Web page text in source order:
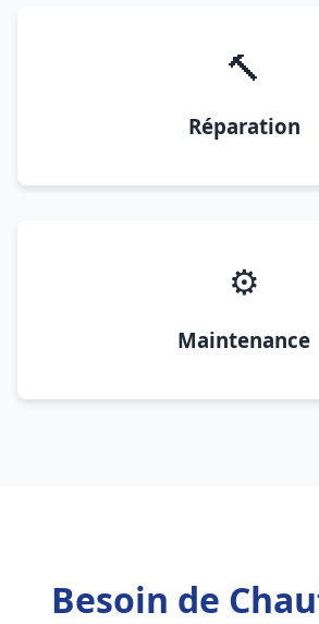
🔨
Réparation
⚙️
Maintenance
Besoin de